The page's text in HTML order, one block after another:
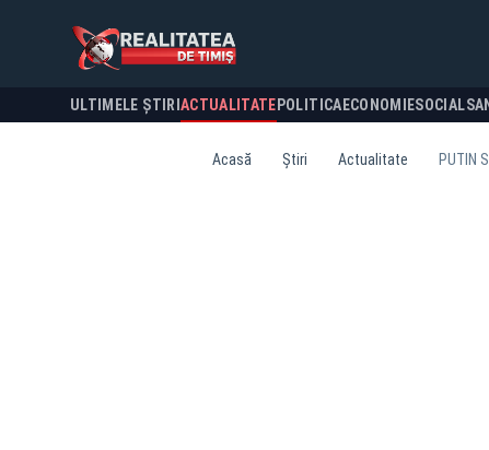
ULTIMELE ȘTIRI ACTUALITATE POLITICA ECONOMIESOCIAL
Acasă Știri Actualitate PUTIN